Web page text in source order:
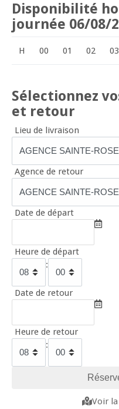
Disponibilité
journée 06/08/
H 00 01 02 03
Sélectionnez
et retour
Lieu de livraison
Agence de retour
Date de départ
Heure de départ
:
Date de retour
Heure de retour
:
Voir